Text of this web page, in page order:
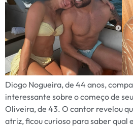
Diogo Nogueira, de 44 anos,
interessante sobre o começo de
Oliveira, de 43. O cantor revelou
atriz, ficou curioso para saber qual